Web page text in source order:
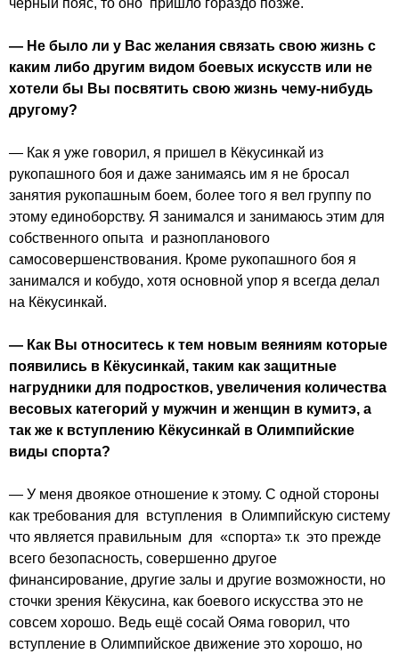
— Не было ли у Вас желания связать свою жизнь с
каким либо другим видом боевых искусств или не
хотели бы Вы посвятить свою жизнь чему-нибудь
другому?
— Как я уже говорил, я пришел в Кёкусинкай из
рукопашного боя и даже занимаясь им я не бросал
занятия рукопашным боем, более того я вел группу по
этому единоборству. Я занимался и занимаюсь этим для
собственного опыта и разнопланового
самосовершенствования. Кроме рукопашного боя я
занимался и кобудо, хотя основной упор я всегда делал
на Кёкусинкай.
— Как Вы относитесь к тем новым веяниям которые
появились в Кёкусинкай, таким как защитные
нагрудники для подростков, увеличения количества
весовых категорий у мужчин и женщин в кумитэ, а
так же к вступлению Кёкусинкай в Олимпийские
виды спорта?
— У меня двоякое отношение к этому. С одной стороны
как требования для вступления в Олимпийскую систему
что является правильным для «спорта» т.к это прежде
всего безопасность, совершенно другое
финансирование, другие залы и другие возможности, но
сточки зрения Кёкусина, как боевого искусства это не
совсем хорошо. Ведь ещё сосай Ояма говорил, что
вступление в Олимпийское движение это хорошо, но